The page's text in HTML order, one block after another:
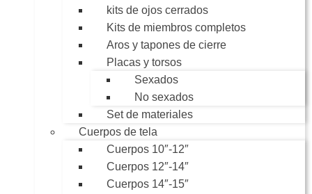
kits de ojos cerrados
Kits de miembros completos
Aros y tapones de cierre
Placas y torsos
Sexados
No sexados
Set de materiales
Cuerpos de tela
Cuerpos 10″-12″
Cuerpos 12″-14″
Cuerpos 14″-15″